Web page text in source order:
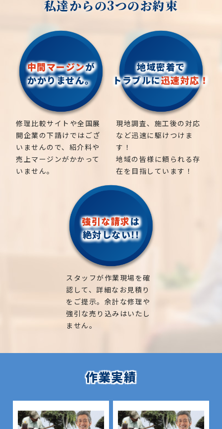
私達からの3つのお約束
中間マージンが
かかりません。
修理比較サイトや全国展
開企業の下請けではござ
いませんので、紹介料や
売上マージンがかかって
いません。
地域密着で
トラブルに迅速対応！
現地調査、施工後の対応
など迅速に駆けつけま
す！
地域の皆様に頼られる存
在を目指しています！
強引な請求は
絶対しない!!
スタッフが作業現場を確
認して、詳細なお見積り
をご提示。余計な修理や
強引な売り込みはいたし
ません。
作業実績